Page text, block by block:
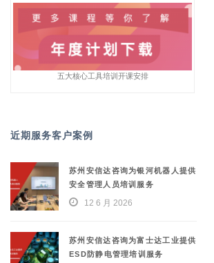
五大核心工具培训开课安排
近期服务客户案例
苏州安信达咨询为银河机器人提供
安全管理人员培训服务
12 6 月 2026
苏州安信达咨询为富士达工业提供
ESD防静电管理培训服务